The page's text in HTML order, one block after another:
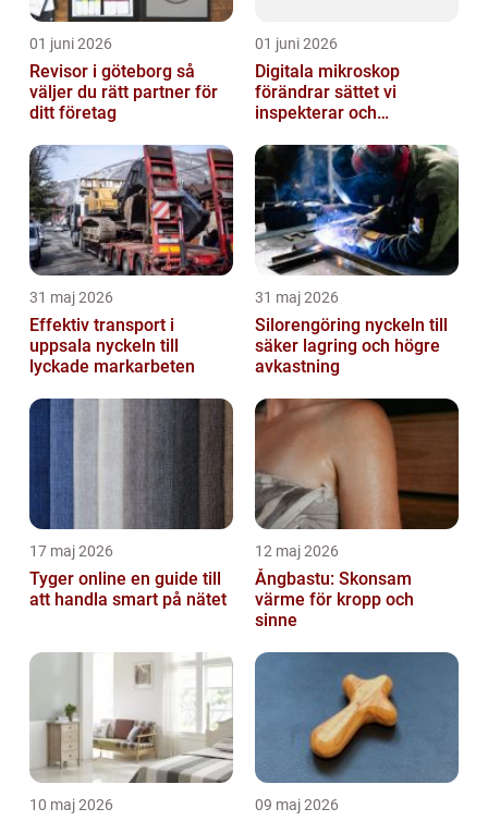
01 juni 2026
Revisor i göteborg så
väljer du rätt partner för
ditt företag
01 juni 2026
Digitala mikroskop
förändrar sättet vi
inspekterar och
31 maj 2026
Effektiv transport i
uppsala nyckeln till
lyckade markarbeten
31 maj 2026
Silorengöring nyckeln till
säker lagring och högre
avkastning
17 maj 2026
Tyger online en guide till
att handla smart på nätet
12 maj 2026
Ångbastu: Skonsam
värme för kropp och
sinne
10 maj 2026 09 maj 2026